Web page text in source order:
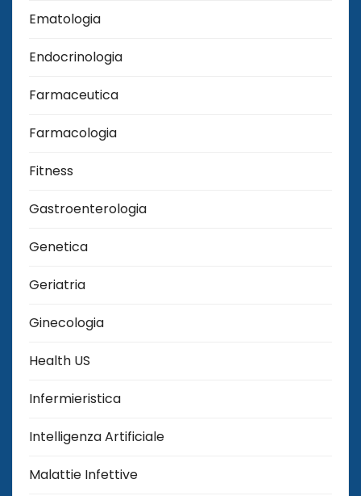
Ematologia
Endocrinologia
Farmaceutica
Farmacologia
Fitness
Gastroenterologia
Genetica
Geriatria
Ginecologia
Health US
Infermieristica
Intelligenza Artificiale
Malattie Infettive